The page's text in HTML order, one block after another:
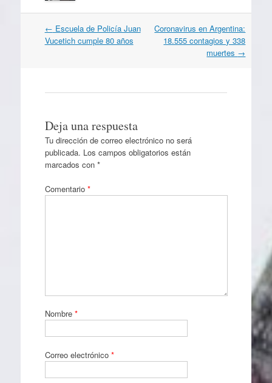
Navegación
por
← Escuela de Policía Juan
Vucetich cumple 80 años
Coronavirus en Argentina:
18.555 contagios y 338
muertes →
Deja una respuesta
Tu dirección de correo electrónico no será
publicada. Los campos obligatorios están
marcados con *
Comentario *
Nombre *
Correo electrónico *